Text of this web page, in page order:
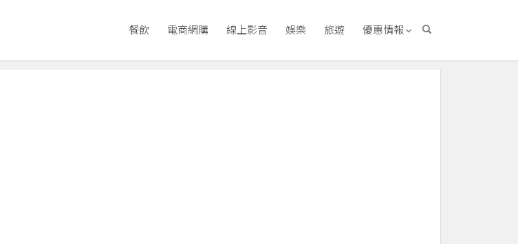
餐飲 電商網購 線上影音 娛樂 旅遊 優惠情報